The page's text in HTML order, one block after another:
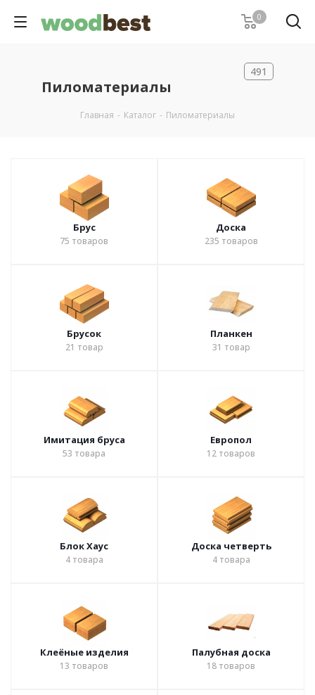
0
Пиломатериалы
491
Главная - Каталог - Пиломатериалы
Брус
75 товаров
Доска
235 товаров
Брусок
21 товар
Планкен
31 товар
Имитация бруса
53 товара
Европол
12 товаров
Блок Хаус
4товара
Доска четверть
4товара
Клеёные изделия
13 товаров
Палубная доска
18 товаров